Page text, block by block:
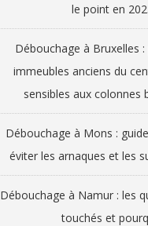
le point en
Débouchage à Bruxelles
immeubles anciens du
sensibles aux colonnes
Débouchage à Mons :
éviter les arnaques et les
Débouchage à Namur : les
touchés et